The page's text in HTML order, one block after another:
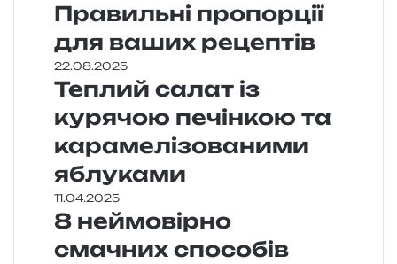
Правильні пропорції
для ваших рецептів
22.08.2025
Теплий салат із
курячою печінкою та
карамелізованими
яблуками
11.04.2025
8 неймовірно
смачних способів